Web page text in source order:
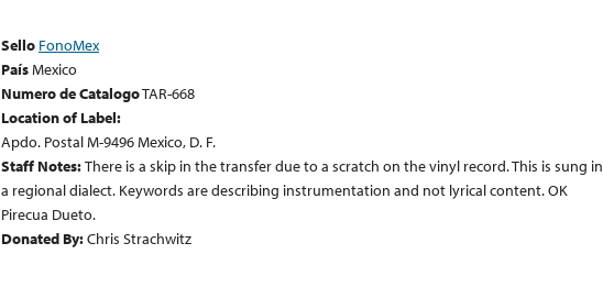
Sello FonoMex
PaísMexico
Numero de CatalogoTAR-668
Location of Label:
Apdo. Postal M-9496 Mexico, D. F.
Staff Notes:There is a skip in the transfer due to a scratch on the vinyl record. This is sung in
a regional dialect. Keywords are describing instrumentation and not lyrical content. OK
Pirecua Dueto.
Donated By:Chris Strachwitz